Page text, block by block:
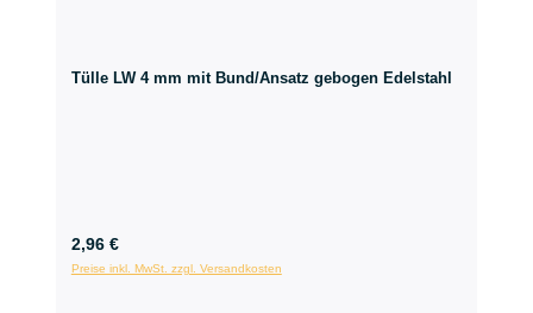
Tülle LW 4 mm mit Bund/Ansatz gebogen Edelstahl
2,96 €
Preise inkl. MwSt. zzgl. Versandkosten